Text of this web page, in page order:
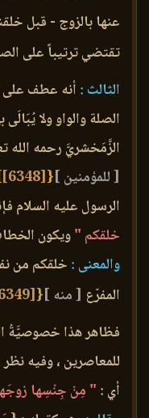
عنها بالزوج - قبل
تقتضي ترتيباً على
الثالث : أنه عطف على
الصلة والواو ولا يُبَالَى
الزَّمَخشريَّ رحمه
[ للمؤمنين ]{
[6348]
الرسول عليه السلام
خلقكم "ويكون
والمعنى : خلقكم من
المفرّع [ منه ]{
[6349]
فظاهر هذا خصوصيَّةُ
للمعاصرين ، وفيه
أي : " مِنْ جِنْسِها